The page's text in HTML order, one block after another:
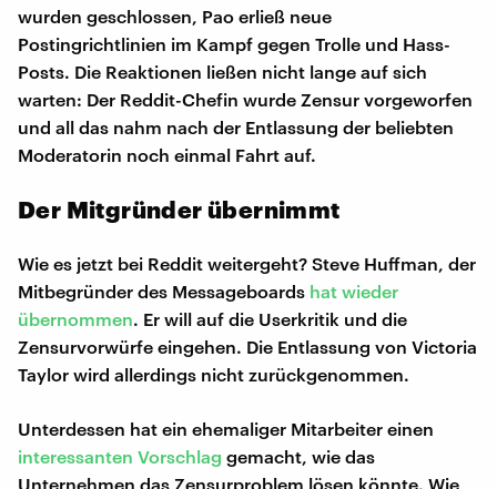
wurden geschlossen, Pao erließ neue
Postingrichtlinien im Kampf gegen Trolle und Hass-
Posts. Die Reaktionen ließen nicht lange auf sich
warten: Der Reddit-Chefin wurde Zensur vorgeworfen
und all das nahm nach der Entlassung der beliebten
Moderatorin noch einmal Fahrt auf.
Der Mitgründer übernimmt
Wie es jetzt bei Reddit weitergeht? Steve Huffman, der
Mitbegründer des Messageboards hat wieder
übernommen. Er will auf die Userkritik und die
Zensurvorwürfe eingehen. Die Entlassung von Victoria
Taylor wird allerdings nicht zurückgenommen.
Unterdessen hat ein ehemaliger Mitarbeiter einen
interessanten Vorschlag gemacht, wie das
Unternehmen das Zensurproblem lösen könnte. Wie